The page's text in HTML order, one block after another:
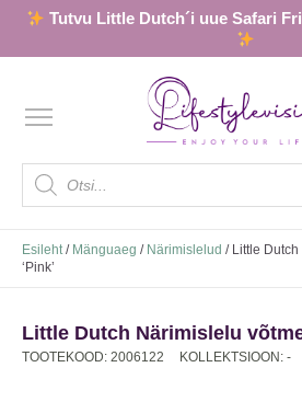
Tutvu Little Dutch´i uue Safari
Products
search
Esileht/ Mänguaeg / Närimislelud / Little
‘Pink’
Little Dutch Närimislelu
TOOTEKOOD: 2006122 KOLLEKTSIOON: -